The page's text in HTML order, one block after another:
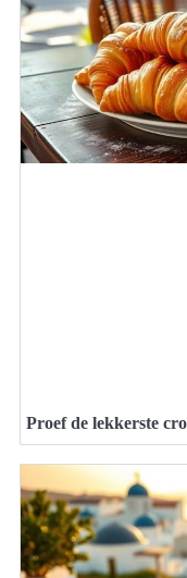
Proef de lekkerste